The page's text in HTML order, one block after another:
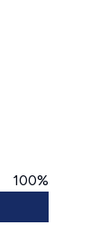
100%